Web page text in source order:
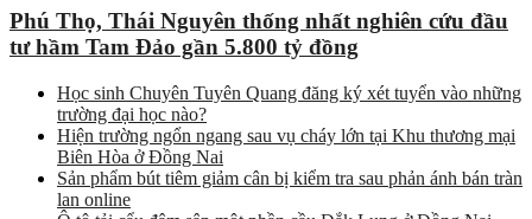
Phú Thọ, Thái Nguyên thống nhất nghiên cứu đầu
tư hầm Tam Đảo gần 5.800 tỷ đồng
Học sinh Chuyên Tuyên Quang đăng ký xét tuyển vào những
trường đại học nào?
Hiện trường ngổn ngang sau vụ cháy lớn tại Khu thương mại
Biên Hòa ở Đồng Nai
Sản phẩm bút tiêm giảm cân bị kiểm tra sau phản ánh bán tràn
lan online